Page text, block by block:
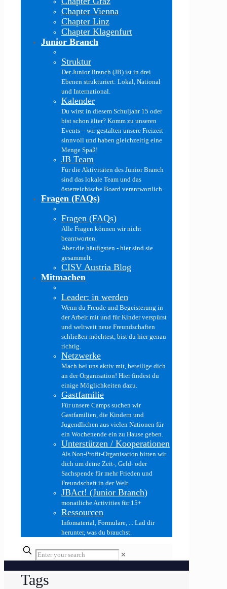
Chapter Vienna
Chapter Linz
Chapter Klagenfurt
Junior Branch
Struktur
Der Junior Branch (JB) ist in drei
Ebenen strukturiert: Lokal, National
und International.
Kalender
Du wirst in diesem Schuljahr 15 oder
bist schon älter? Komm zu unseren
Events – wir gestalten unsere Freizeit
sinnvoll und haben gleichzeitig eine
Menge Spaß!
JB Team
Für die Aktivitäten des Junior Branch
sind das lokale Team und das
österreichische Board verantwortlich.
Fragen (FAQs)
Fragen (FAQs)
Alle Fragen können wir nicht
beantworten.
Aber die häufigsten - hier sind sie
gesammelt.
CISV Austria Blog
Mitmachen
Leader: in werden
Wenn du Freude und Begeisterung in
der Arbeit mit und für Kinder verspürst
und weltweit neue Freundschaften
schließen möchtest, bist du hier genau
richtig.
Netzwerke
Mach bei uns aktiv mit, beteilige dich
an der Organisation! Hier findest du
einige Möglichkeiten dazu.
Gastfamilie
Für unsere Camps suchen wir
Gastfamilien, die Kindern und
Jugendlichen aus vielen Nationen für
ein Wochenende ein zu Hause geben.
Unterstützen / Kooperationen
Als Non-Profit-Organisation bitten wir
dich um deine Zeit-, Geld- oder
Sachspende für mehr Frieden und
Freundschaft in der Welt.
JBAct! (Junior Branch)
monatliche Activities für 15+
Ressourcen
Infomaterial, Formulare, ... Lad dir
herunter, was du brauchst.
✕
Tags